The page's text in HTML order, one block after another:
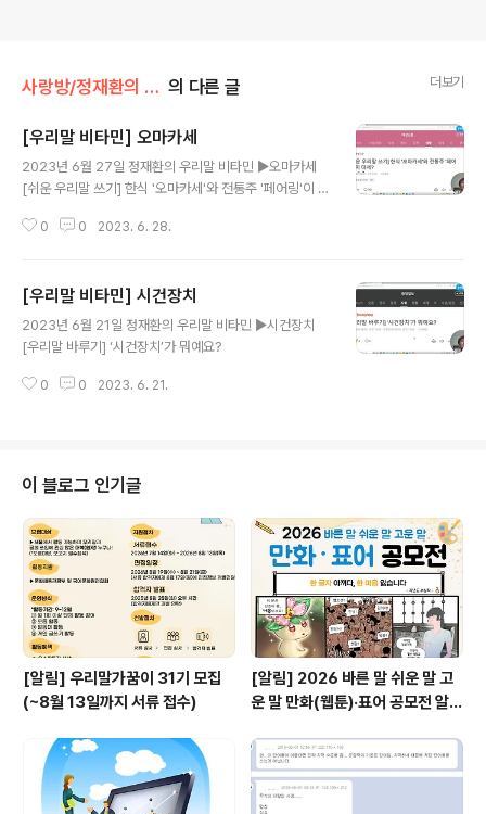
사랑방/정재환의 우리말 비타민 의 다른 글 더보기
[우리말 비타민] 오마카세
2023년 6월 27일 정재환의 우리말 비타민 ▶오마카세
[쉬운 우리말 쓰기] 한식 '오마카세'와 전통주 '페어링'이 대
0 0 2023. 6. 28.
[우리말 비타민] 시건장치
2023년 6월 21일 정재환의 우리말 비타민 ▶시건장치
[우리말 바루기] ‘시건장치’가 뭐예요?
0 0 2023. 6. 21.
이 블로그 인기글
[알림] 우리말가꿈이 31기 모집
(~8월 13일까지 서류 접수)
[알림] 2026 바른 말 쉬운 말 고
운 말 만화(웹툰)·표어 공모전 알림